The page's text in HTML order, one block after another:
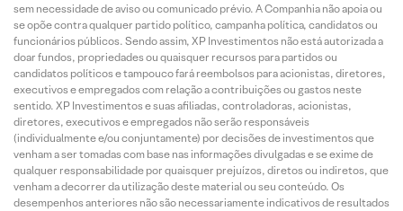
sem necessidade de aviso ou comunicado prévio. A Companhia não apoia ou
se opõe contra qualquer partido político, campanha política, candidatos ou
funcionários públicos. Sendo assim, XP Investimentos não está autorizada a
doar fundos, propriedades ou quaisquer recursos para partidos ou
candidatos políticos e tampouco fará reembolsos para acionistas, diretores,
executivos e empregados com relação a contribuições ou gastos neste
sentido. XP Investimentos e suas afiliadas, controladoras, acionistas,
diretores, executivos e empregados não serão responsáveis
(individualmente e/ou conjuntamente) por decisões de investimentos que
venham a ser tomadas com base nas informações divulgadas e se exime de
qualquer responsabilidade por quaisquer prejuízos, diretos ou indiretos, que
venham a decorrer da utilização deste material ou seu conteúdo. Os
desempenhos anteriores não são necessariamente indicativos de resultados